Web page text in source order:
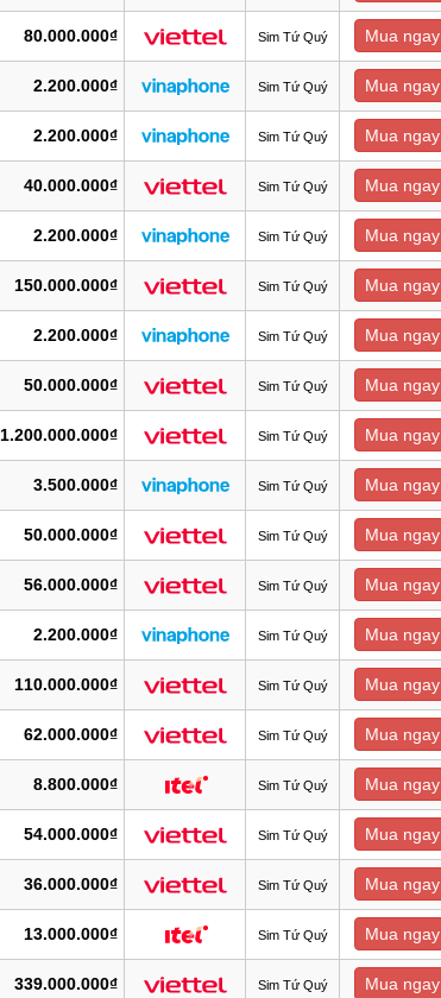
80.000.000₫ Sim Tứ Quý Mua ngay
2.200.000₫ Sim Tứ Quý Mua ngay
2.200.000₫ Sim Tứ Quý Mua ngay
40.000.000₫ Sim Tứ Quý Mua ngay
2.200.000₫ Sim Tứ Quý Mua ngay
150.000.000₫ Sim Tứ Quý Mua ngay
2.200.000₫ Sim Tứ Quý Mua ngay
50.000.000₫ Sim Tứ Quý Mua ngay
1.200.000.000₫ Sim Tứ Quý Mua ngay
3.500.000₫ Sim Tứ Quý Mua ngay
50.000.000₫ Sim Tứ Quý Mua ngay
56.000.000₫ Sim Tứ Quý Mua ngay
2.200.000₫ Sim Tứ Quý Mua ngay
110.000.000₫ Sim Tứ Quý Mua ngay
62.000.000₫ Sim Tứ Quý Mua ngay
8.800.000₫ Sim Tứ Quý Mua ngay
54.000.000₫ Sim Tứ Quý Mua ngay
36.000.000₫ Sim Tứ Quý Mua ngay
13.000.000₫ Sim Tứ Quý Mua ngay
339.000.000₫ Sim Tứ Quý Mua ngay